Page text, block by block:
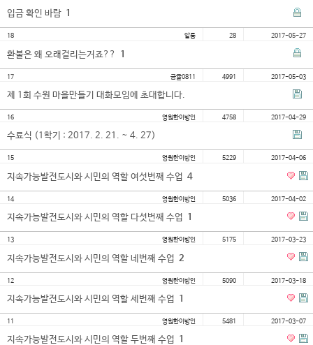
학습보기
학습자료실
기자단소식
희망강좌신청
자주묻는질문
1:1온라인상담
자치동아리
입금 확인 바람 1
18
환불은 왜 오래걸리는거죠?? 1
알롱 2017-05-27
28
17
제 1회 수원 마을만들기 대화모임에 초대합니다.
금귤0811 2017-05-03
4991
16
수료식 (1학기 : 2017. 2. 21. ~ 4. 27)
영원한이방인 2017-04-29
4758
15
지속가능발전도시와 시민의 역할 여섯번째 수업 4
영원한이방인 2017-04-06
5229
14
지속가능발전도시와 시민의 역할 다섯번째 수업 1
영원한이방인 2017-04-02
5036
13
지속가능발전도시와 시민의 역할 네번째 수업 2
영원한이방인 2017-03-23
5175
12
지속가능발전도시와 시민의 역할 세번째 수업 1
영원한이방인 2017-03-18
5090
11
지속가능발전도시와 시민의 역할 두번째 수업 1
영원한이방인 2017-03-07
5481